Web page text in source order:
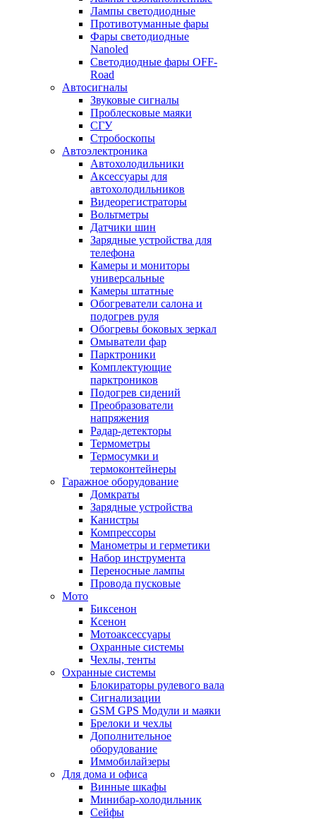
Лампы светодиодные
Противотуманные фары
Фары светодиодные
Nanoled
Светодиодные фары OFF-
Road
Автосигналы
Звуковые сигналы
Проблесковые маяки
СГУ
Стробоскопы
Автоэлектроника
Автохолодильники
Аксессуары для
автохолодильников
Видеорегистраторы
Вольтметры
Датчики шин
Зарядные устройства для
телефона
Камеры и мониторы
универсальные
Камеры штатные
Обогреватели салона и
подогрев руля
Обогревы боковых зеркал
Омыватели фар
Парктроники
Комплектующие
парктроников
Подогрев сидений
Преобразователи
напряжения
Радар-детекторы
Термометры
Термосумки и
термоконтейнеры
Гаражное оборудование
Домкраты
Зарядные устройства
Канистры
Компрессоры
Манометры и герметики
Набор инструмента
Переносные лампы
Провода пусковые
Мото
Биксенон
Ксенон
Мотоаксессуары
Охранные системы
Чехлы, тенты
Охранные системы
Блокираторы рулевого вала
Сигнализации
GSM GPS Модули и маяки
Брелоки и чехлы
Дополнительное
оборудование
Иммобилайзеры
Для дома и офиса
Винные шкафы
Минибар-холодильник
Сейфы